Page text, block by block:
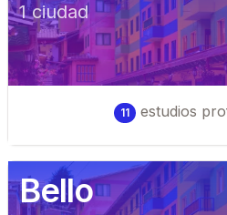
1ciudad
11 estudios
Bello